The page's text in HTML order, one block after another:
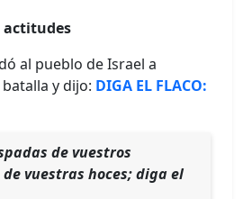
actitudes
al pueblo de Israel a
y dijo: DIGA EL FLACO:
de vuestros
vuestras hoces; diga el